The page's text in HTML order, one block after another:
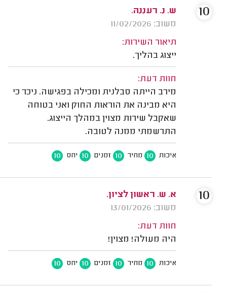
ש. נ. רעננה.
משוב: 11/02/2026
תיאור השירות:
ייצוג בהליך.
חוות דעת:
מירב הייתה סבלנית ומכילה בפגישה. ניכר כי
היא מבינה את הוראות החוק ואני בטוחה
שאקבל שירות מצוין במהלך הייצוג.
התרשמתי ממנה לטובה.
איכות 10 מחיר 10 זמנים 10 יחס 10
10
א. ש. ראשון לציון.
משוב: 13/01/2026
חוות דעת:
היה מעולה! מצוין!
איכות 10 מחיר 10 זמנים 10 יחס 10
10